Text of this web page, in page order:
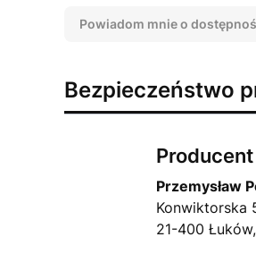
Powiadom mnie o
Bezpieczeństwo
Producent
Przemysław
Konwiktorska
21-400